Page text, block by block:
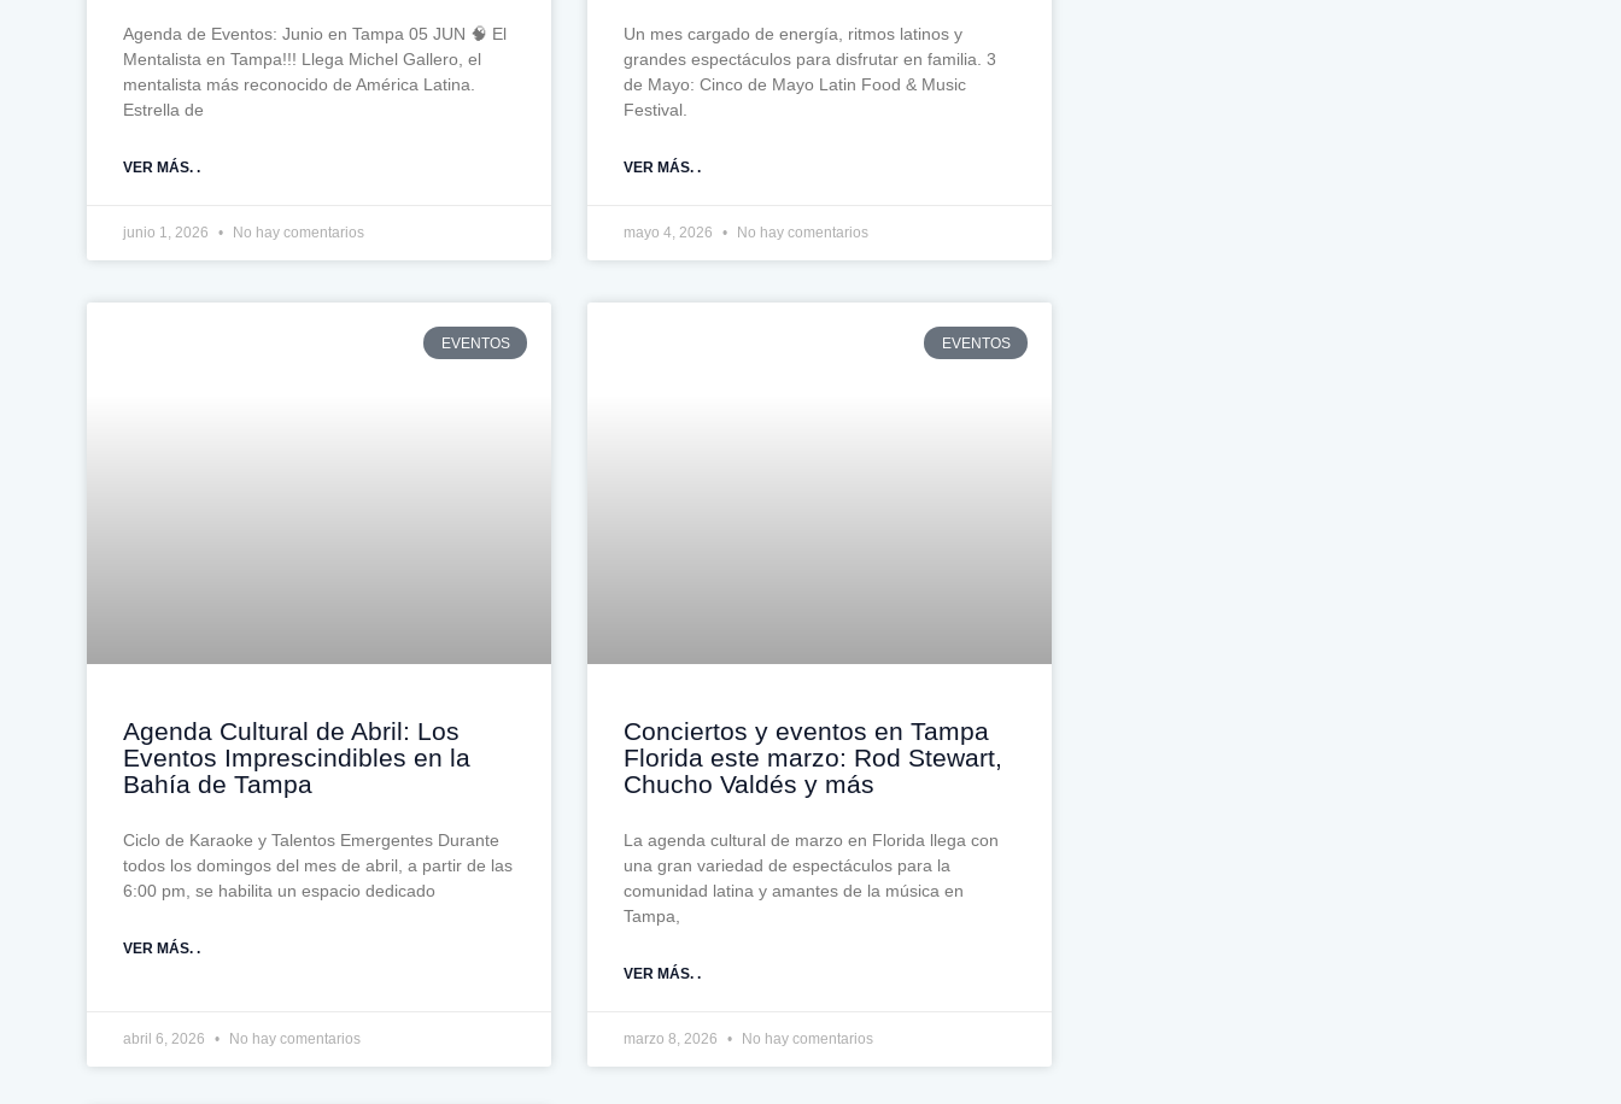
Agenda de Eventos: Junio en Tampa 05 JUN 🧠 El
Mentalista en Tampa!!! Llega Michel Gallero, el
mentalista más reconocido de América Latina.
Estrella de
VER MÁS. .
junio 1, 2026 No hay comentarios
Un mes cargado de energía, ritmos latinos y
grandes espectáculos para disfrutar en familia. 3
de Mayo: Cinco de Mayo Latin Food & Music
Festival.
VER MÁS. .
mayo 4, 2026 No hay comentarios
EVENTOS
Agenda Cultural de Abril: Los
Eventos Imprescindibles en la
Bahía de Tampa
Ciclo de Karaoke y Talentos Emergentes Durante
todos los domingos del mes de abril, a partir de las
6:00 pm, se habilita un espacio dedicado
VER MÁS. .
abril 6, 2026 No hay comentarios
EVENTOS
Conciertos y eventos en Tampa
Florida este marzo: Rod Stewart,
Chucho Valdés y más
La agenda cultural de marzo en Florida llega con
una gran variedad de espectáculos para la
comunidad latina y amantes de la música en
Tampa,
VER MÁS. .
marzo 8, 2026 No hay comentarios